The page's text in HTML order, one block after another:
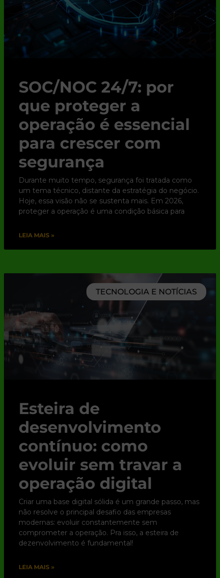
SOC/NOC 24/7: por
que proteger a
operação é essencial
para crescer com
segurança
Durante muito tempo, segurança foi tratada como
um tema técnico, distante da estratégia do negócio.
Hoje, essa visão não se sustenta mais. Em 2026,
proteger a operação é uma condição básica para
LEIA MAIS »
TECNOLOGIA E NOTÍCIAS
Esteira de
desenvolvimento
contínuo: como
evoluir sem travar a
operação digital
Criar uma base digital sólida é um grande passo, mas
não resolve o principal desafio das empresas
modernas: evoluir constantemente sem
comprometer a operação. Pra isso, a esteira de
dezenvolvimento é fundamental!
LEIA MAIS »